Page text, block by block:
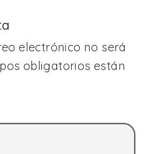
electrónico no será
obligatorios están